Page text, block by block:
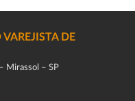
DE
Mirassol – SP